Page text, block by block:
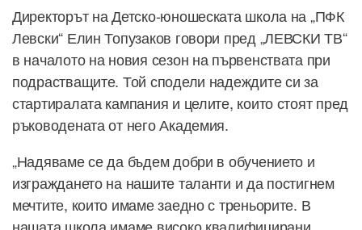
Директорът на Детско-юношеската школа на „ПФК
Левски“ Елин Топузаков говори пред „ЛЕВСКИ ТВ“
в началото на новия сезон на първенствата при
подрастващите. Той сподели надеждите си за
стартиралата кампания и целите, които стоят пред
ръководената от него Академия.
„Надяваме се да бъдем добри в обучението и
изграждането на нашите таланти и да постигнем
мечтите, които имаме заедно с треньорите. В
нашата школа имаме високо квалифицирани,